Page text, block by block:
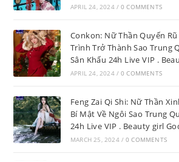
APRIL 24, 2024 / 0 COMMENTS
Conkon: Nữ Thần Quyến
Trình Trở Thành Sao Trung
Sân Khấu 24h Live VIP .
APRIL 24, 2024 / 0 COMMENTS
Feng Zai Qi Shi: Nữ Thần
Bí Mật Về Ngôi Sao Trung
24h Live VIP . Beauty girl
MARCH 25, 2024 / 0 COMMENTS